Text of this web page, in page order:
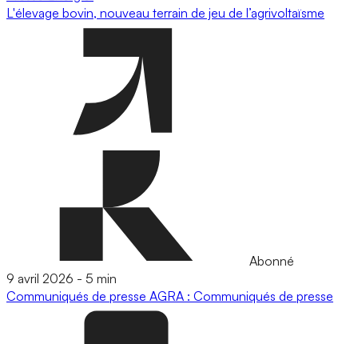
L'élevage bovin, nouveau terrain de jeu de l’agrivoltaïsme
Abonné
9 avril 2026 - 5 min
Communiqués de presse AGRA : Communiqués de presse